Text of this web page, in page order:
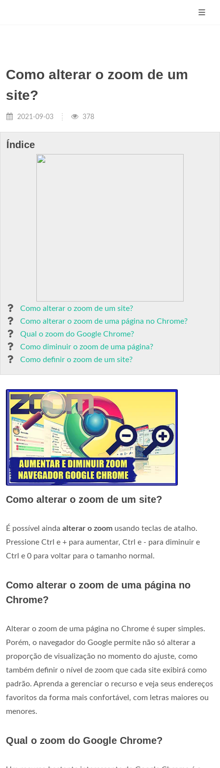
Como alterar o zoom de um
site?
2021-09-03 378
Índice
Como alterar o zoom de um site?
Como alterar o zoom de uma página no Chrome?
Qual o zoom do Google Chrome?
Como diminuir o zoom de uma página?
Como definir o zoom de um site?
Como alterar o zoom de um site?
É possível ainda alterar o zoom usando teclas de atalho.
Pressione Ctrl e + para aumentar, Ctrl e - para diminuir e
Ctrl e 0 para voltar para o tamanho normal.
Como alterar o zoom de uma página no
Chrome?
Alterar o zoom de uma página no Chrome é super simples.
Porém, o navegador do Google permite não só alterar a
proporção de visualização no momento do ajuste, como
também definir o nível de zoom que cada site exibirá como
padrão. Aprenda a gerenciar o recurso e veja seus endereços
favoritos da forma mais confortável, com letras maiores ou
menores.
Qual o zoom do Google Chrome?